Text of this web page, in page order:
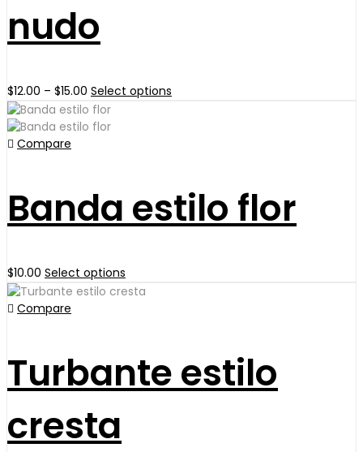
nudo
$12.00 – $15.00 Price
range:
$12.00
Select options
options
may
be
Compare
Banda estilo flor
$10.00 Select options
product
The
options
may
Compare
Turbante estilo
cresta